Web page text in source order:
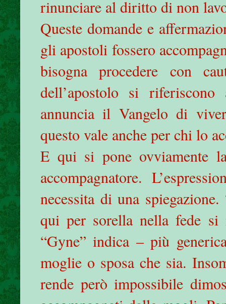
rinunciare al diritto di non
Queste domande e
gli apostoli fossero
bisogna procedere con
dell’apostolo si
annuncia il Vangelo di
questo vale anche per chi lo
E qui si pone ovviamente
accompagnatore.
necessita di una
qui per sorella nella fede si
“Gyne” indica – più
moglie o sposa che sia.
rende però impossibile